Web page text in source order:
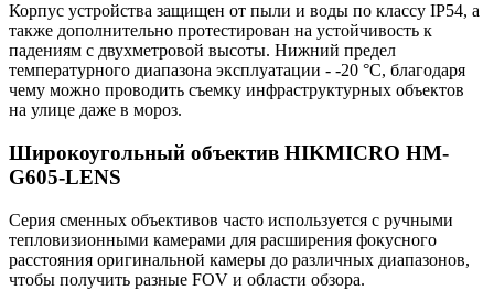
Корпус устройства защищен от пыли и воды по классу IP54, а
также дополнительно протестирован на устойчивость к
падениям с двухметровой высоты. Нижний предел
температурного диапазона эксплуатации - -20 °C, благодаря
чему можно проводить съемку инфраструктурных объектов
на улице даже в мороз.
Широкоугольный объектив HIKMICRO HM-
G605-LENS
Серия сменных объективов часто используется с ручными
тепловизионными камерами для расширения фокусного
расстояния оригинальной камеры до различных диапазонов,
чтобы получить разные FOV и области обзора.